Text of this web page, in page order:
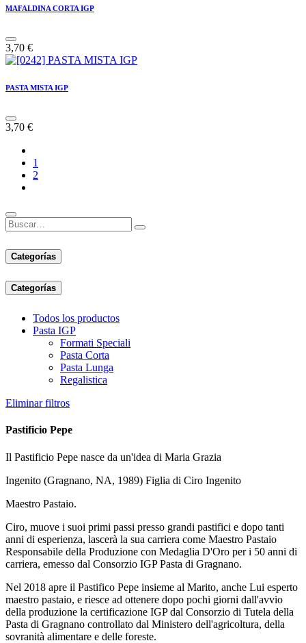
MAFALDINA CORTA IGP
3,70 €
PASTA MISTA IGP
3,70 €
1
2
Categorías
Categorías
Todos los productos
Pasta IGP
Formati Speciali
Pasta Corta
Pasta Lunga
Regalistica
Eliminar filtros
Pastificio Pepe
Il Pastificio Pepe nasce da un'idea di Maria Grazia
Ingenito (Gragnano, NA, 1989) Figlia di Ciro Ingenito
Maestro Pastaio.
Ciro, muove i suoi primi passi presso grandi pastifici e dopo tanti
anni di esperienza, lascerà la sua carriera come Maestro Pastaio
Responsabile della Produzione con Medaglia D'Oro per i 50 anni di
carriera, emesso dal Consorzio IGP Pasta di Gragnano.
Nel 2018 apre il Pastifico Pepe insieme al Marito, anche Lui esperto
maestro pastaio, e riesce ad ottenere dopo pochi giorni dall'avvio
della produzione la certificazione IGP dal Consorzio di Tutela della
Pasta di Gragnano controllato dal Ministero dell'agricoltura, della
sovranità alimentare e delle foreste.